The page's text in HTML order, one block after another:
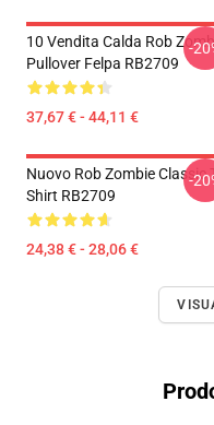
10 Vendita Calda Rob
Pullover Felpa RB2709
37,67 € - 44,11 €
-
Nuovo Rob Zombie Classic
Shirt RB2709
24,38 € - 28,06 €
-